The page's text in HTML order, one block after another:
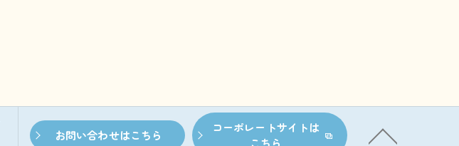
お問い合わせはこちら
コーポレートサイトは
こちら